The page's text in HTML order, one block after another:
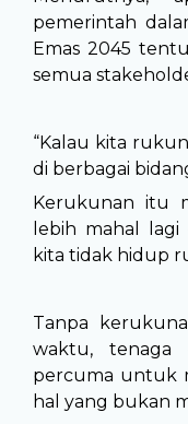
pemerintah
Emas 2045
semua
“Kalau kita
di berbagai
Kerukunan itu
lebih mahal
kita tidak hidup
Tanpa
waktu, tenaga
percuma untuk
hal yang bukan